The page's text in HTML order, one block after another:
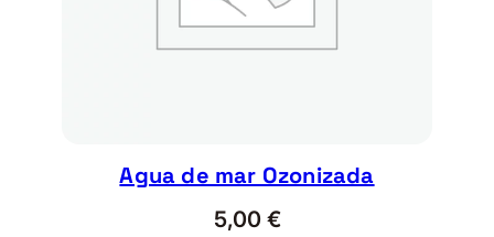
Agua de mar Ozonizada
5,00 €